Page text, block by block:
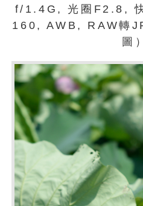
f/1.4G, 光圈F2.8,
160, AWB, RAW轉
圖）